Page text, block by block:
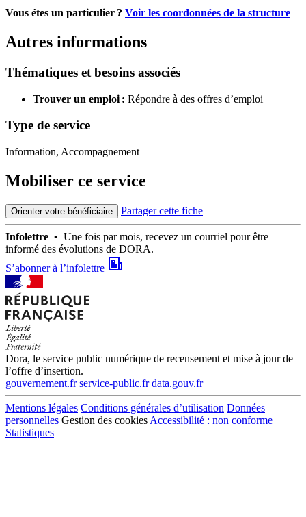
Vous étes un particulier ? Voir les coordonnées de la structure
Autres informations
Thématiques et besoins associés
Trouver un emploi : Répondre à des offres d’emploi
Type de service
Information, Accompagnement
Mobiliser ce service
Orienter votre bénéficiaire Partager cette fiche
Infolettre • Une fois par mois, recevez un courriel pour être
informé des évolutions de DORA.
S’abonner à l’infolettre
Dora, le service public numérique de recensement et mise à jour de
l’offre d’insertion.
gouvernement.fr service-public.fr data.gouv.fr
Mentions légales Conditions générales d’utilisation Données
personnelles Gestion des cookies Accessibilité : non conforme
Statistiques